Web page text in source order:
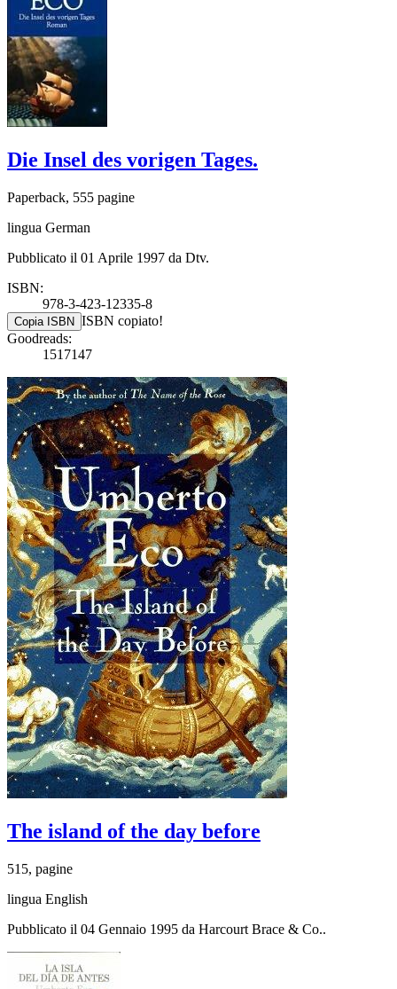
Die Insel des vorigen Tages.
Paperback, 555 pagine
lingua German
Pubblicato il 01 Aprile 1997 da Dtv.
ISBN:
978-3-423-12335-8
Copia ISBN ISBN copiato!
Goodreads:
1517147
The island of the day before
515, pagine
lingua English
Pubblicato il 04 Gennaio 1995 da Harcourt Brace & Co..